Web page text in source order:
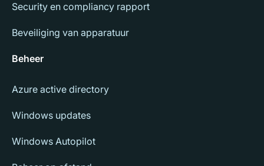
Security en compliancy rapport
Beveiliging van apparatuur
Beheer
Azure active directory
Windows updates
Windows Autopilot